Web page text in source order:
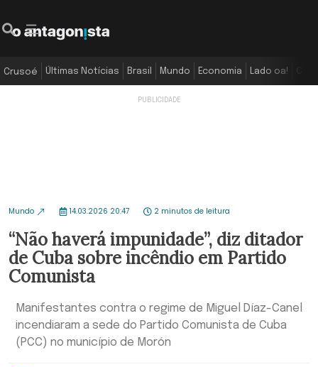
Crusoé Últimas Notícias Brasil Mundo Economia Lado oa!
Mundo 14.03.2026 20:47 2 minutos de leitura
“Não haverá impunidade”, diz ditador
de Cuba sobre incêndio em Partido
Comunista
Manifestantes contra o regime de Miguel Díaz-Canel
incendiaram a sede do Partido Comunista de Cuba
(PCC) no município de Morón